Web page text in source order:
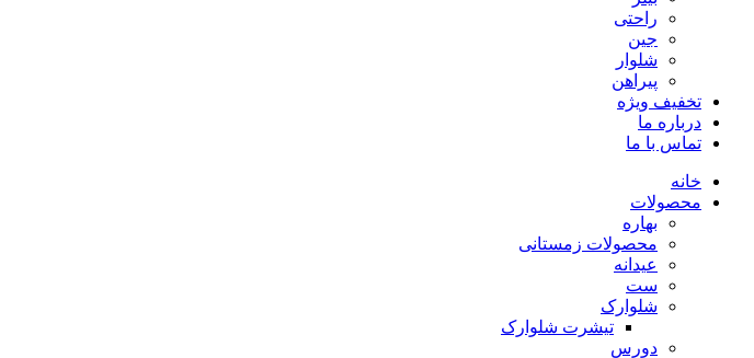
راحتی
جین
شلوار
پیراهن
تخفیف ویژه
درباره ما
تماس با ما
خانه
محصولات
بهاره
محصولات زمستانی
عیدانه
ست
شلوارک
تیشرت شلوارک
دورس